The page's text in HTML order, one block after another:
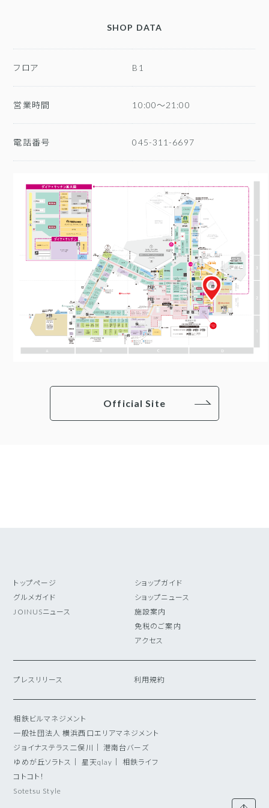
SHOP DATA
フロア B1
営業時間 10:00～21:00
電話番号 045-311-6697
Official Site
相鉄ビルマネジメント
一般社団法人 横浜西口エリアマネジメント
ジョイナステラス二俣川
港南台バーズ
ゆめが丘ソラトス
星天qlay
相鉄ライフ
コトコト！
Sotetsu Style
トップページ
グルメガイド
JOINUSニュース
ショップガイド
ショップニュース
施設案内
免税のご案内
アクセス
プレスリリース 利用規約